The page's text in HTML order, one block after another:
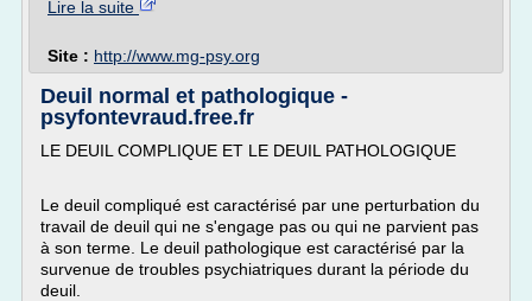
Lire la suite
Site : http://www.mg-psy.org
Deuil normal et pathologique -
psyfontevraud.free.fr
LE DEUIL COMPLIQUE ET LE DEUIL PATHOLOGIQUE
Le deuil compliqué est caractérisé par une perturbation du
travail de deuil qui ne s'engage pas ou qui ne parvient pas
à son terme. Le deuil pathologique est caractérisé par la
survenue de troubles psychiatriques durant la période du
deuil.